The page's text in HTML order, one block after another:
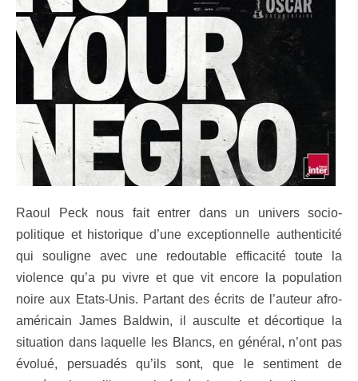
Raoul Peck nous fait entrer dans un univers socio-
politique et historique d’une exceptionnelle authenticité
qui souligne avec une redoutable efficacité toute la
violence qu’a pu vivre et que vit encore la population
noire aux Etats-Unis. Partant des écrits de l’auteur afro-
américain James Baldwin, il ausculte et décortique la
situation dans laquelle les Blancs, en général, n’ont pas
évolué, persuadés qu’ils sont, que le sentiment de